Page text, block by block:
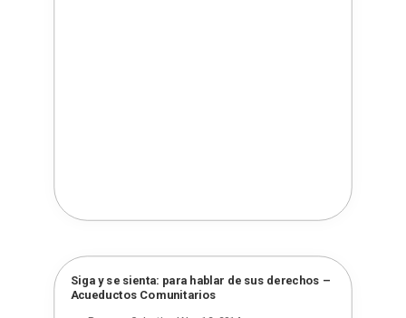
Siga y se sienta: para hablar de sus derechos –
Acueductos Comunitarios